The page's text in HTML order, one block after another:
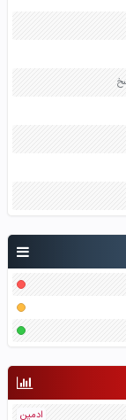
ادمین